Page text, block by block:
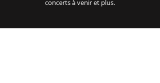
concerts à venir et plus.